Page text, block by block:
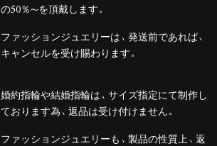
の50％～を頂戴します。
ファッションジュエリーは、発送前であれば、
キャンセルを受け賜わります。
婚約指輪や結婚指輪は、サイズ指定にて制作し
ております為、返品は受け付けません。
ファッションジュエリーも、製品の性質上、返